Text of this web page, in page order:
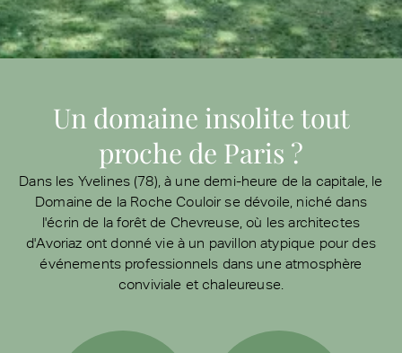
Un domaine insolite tout
proche de Paris ?
Dans les Yvelines (78), à une demi-heure de la capitale, le
Domaine de la Roche Couloir se dévoile, niché dans
l'écrin de la forêt de Chevreuse, où les architectes
d'Avoriaz ont donné vie à un pavillon atypique pour des
événements professionnels dans une atmosphère
conviviale et chaleureuse.